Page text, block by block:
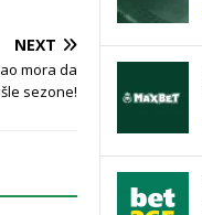
NEXT
mora da
sezone!